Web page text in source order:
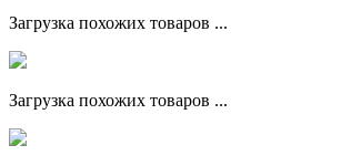
Загрузка похожих товаров ...
Загрузка похожих товаров ...